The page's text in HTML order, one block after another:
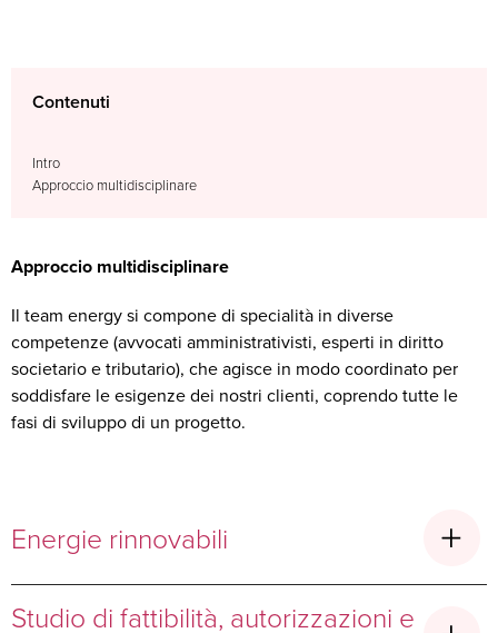
Contenuti
Intro
Approccio multidisciplinare
Approccio multidisciplinare
Il team energy si compone di specialità in diverse
competenze (avvocati amministrativisti, esperti in diritto
societario e tributario), che agisce in modo coordinato per
soddisfare le esigenze dei nostri clienti, coprendo tutte le
fasi di sviluppo di un progetto.
Energie rinnovabili
Grazie all’evoluzione tecnologica e agli incentivi governativi, il settore delle
Studio di fattibilità, autorizzazioni e